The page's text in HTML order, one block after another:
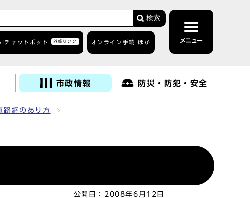
検索
チャットボット 外部リンク オンライン手続 ほか メニュー
市政情報 防災・防犯・安全
路網のあり方
公開日： 2008年6月12日